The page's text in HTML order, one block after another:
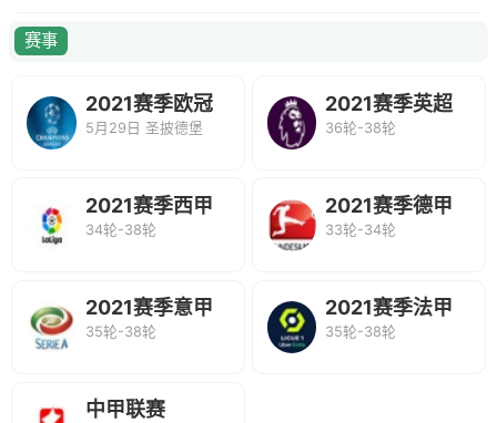
赛事
2021赛季欧冠
决赛
5月29日 圣披德堡
2021赛季英超
联赛
36轮-38轮
2021赛季西甲
联赛
34轮-38轮
2021赛季德甲
联赛
33轮-34轮
2021赛季意甲
联赛
35轮-38轮
2021赛季法甲
联赛
35轮-38轮
中甲联赛